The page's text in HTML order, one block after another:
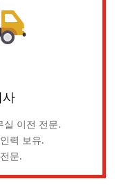
실 이전 전문.
력 보유.
문.